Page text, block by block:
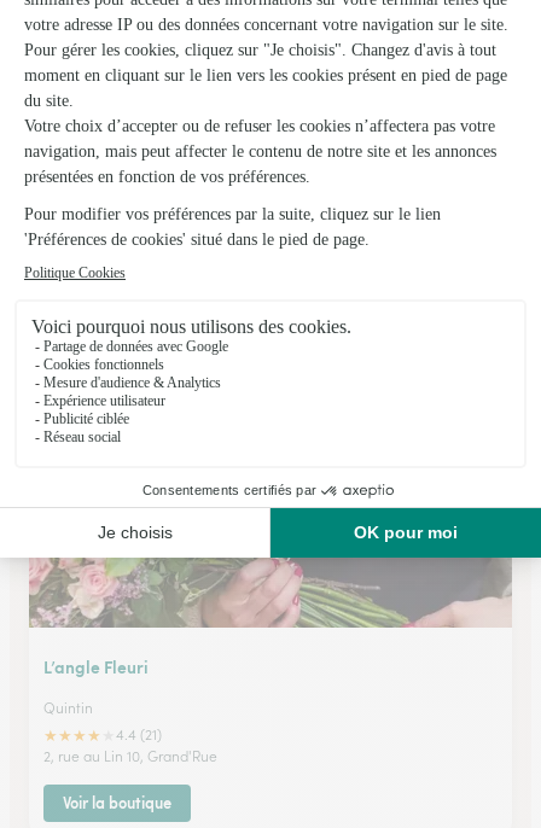
Voir la boutique
Physalis, A. Jegouzo
Plumeliau
★★★★★4.5 (34)
2, place Général de Gaulle
Voir la boutique
L’angle Fleuri
Quintin
★★★★
4.4 (21)
2, rue au Lin 10, Grand'Rue
Voir la boutique